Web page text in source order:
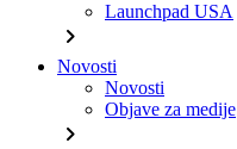
Launchpad USA
chevron_right
Novosti
Novosti
Objave za medije
chevron_right